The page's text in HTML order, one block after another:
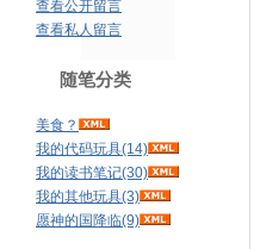
查看公开留言
查看私人留言
随笔分类
美食？
我的代码玩具(14)
我的读书笔记(30)
我的其他玩具(3)
愿神的国降临(9)